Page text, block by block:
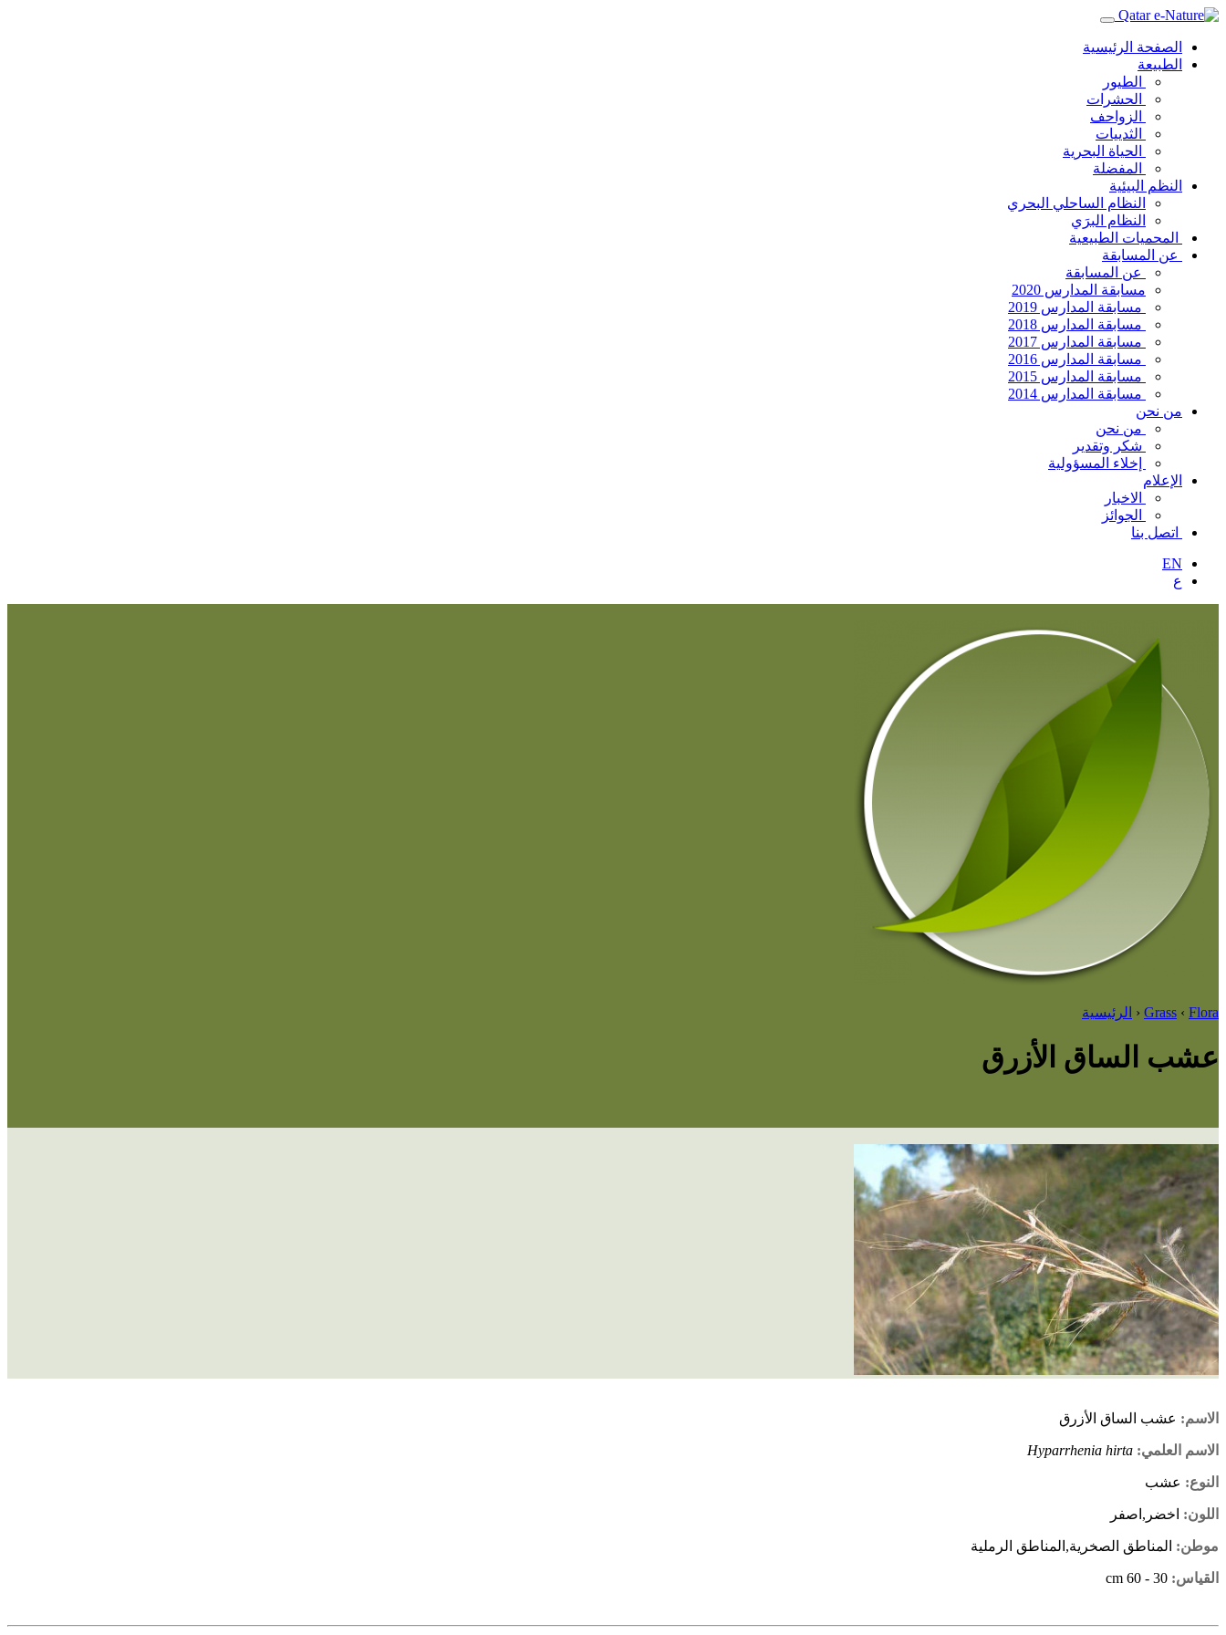
الصفحة الرئيسية
الطبيعة
الطيور
الحشرات
الزواحف
الثدييات
الحياة البحرية
المفضلة
النظم البيئية
النظام الساحلي البحري
النظام البرَي
المحميات الطبيعية
عن المسابقة
عن المسابقة
مسابقة المدارس 2020
مسابقة المدارس 2019
مسابقة المدارس 2018
مسابقة المدارس 2017
مسابقة المدارس 2016
مسابقة المدارس 2015
مسابقة المدارس 2014
من نحن
من نحن
شكر وتقدير
إخلاء المسؤولية
الإعلام
الاخبار
الجوائز
اتصل بنا
EN
ع
Grass ‹ Flora
‹ الرئيسية
عشب الساق الأزرق
الاسم: عشب الساق الأزرق
الاسم العلمي: Hyparrhenia hirta
النوع: عشب
اللون: اخضر,اصفر
موطن: المناطق الصخرية,المناطق الرملية
القياس: